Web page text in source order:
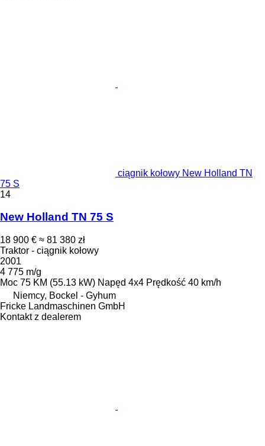
ciągnik kołowy New Holland TN
75 S
14
New Holland TN 75 S
18 900 € ≈ 81 380 zł
Traktor - ciągnik kołowy
2001
4 775 m/g
Moc 75 KM (55.13 kW) Napęd 4x4 Prędkość 40 km/h
Niemcy, Bockel - Gyhum
Fricke Landmaschinen GmbH
Kontakt z dealerem